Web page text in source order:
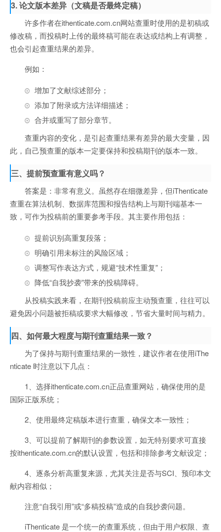
3. 论文版本差异（文稿是否最终定稿）
许多作者在ithenticate.com.cn网站查重时使用的是初稿或
修改稿，而投稿时上传的最终稿可能在表达或结构上有调整，
也会引起查重结果的差异。
例如：
增加了文献综述部分；
添加了附录或方法详细描述；
合并或重写了部分章节。
查重内容的变化，是引起查重结果有差异的最大变量，因
此，自己预查重的版本一定要保持和投稿期刊的版本一致。
三、提前预查重有意义吗？
答案是：非常有意义。虽然存在细微差异，但iThenticate
查重在算法机制、数据库范围和报告结构上与期刊端基本一
致，可作为投稿前的重要参考手段。其主要作用包括：
提前识别高重复段落；
明确引用未标注的风险区域；
调整写作表达方式，规避“技术性重复”；
降低“自我抄袭”带来的投稿障碍。
从投稿实践来看，在期刊投稿前应主动预查重，往往可以
避免因小问题被拒稿或要求大幅修改，节省大量时间与精力。
四、如何最大程度与期刊查重结果一致？
为了保持与期刊查重结果的一致性，建议作者在使用iThe
nticate 时注意以下几点：
1、选择ithenticate.com.cn正品查重网站，确保使用的是
国际正版系统；
2、使用最终定稿版本进行查重，确保文本一致性；
3、可以提前了解期刊的参数设置，如无特别要求可直接
按ithenticate.com.cn的默认设置，包括和排除参考文献设定；
4、逐条分析高重复来源，尤其关注是否与SCI、预印本文
献内容相似；
注意“自我引用”或“多稿投稿”造成的自我抄袭问题。
iThenticate 是一个统一的查重系统，但由于用户权限、查